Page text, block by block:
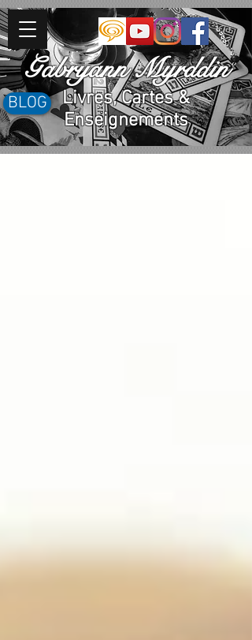
Gabryann Myrddin
Livres, Cartes &
Enseignements
BLOG